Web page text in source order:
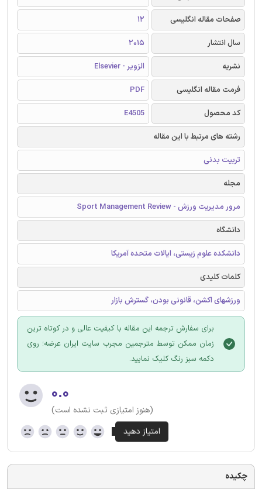
صفحات مقاله انگلیسی
12
سال انتشار
2015
نشریه
الزویر - Elsevier
فرمت مقاله انگلیسی
PDF
کد محصول
E4505
رشته های مرتبط با این مقاله
تربیت بدنی
مجله
مرور مدیریت ورزش - Sport Management Review
دانشگاه
دانشکده علوم زیستی، ایالات متحده آمریکا
کلمات کلیدی
ورزشهای اکشن، قانونی بودن، گسترش بازار
برای سفارش ترجمه این مقاله با کیفیت عالی و در کوتاه ترین
زمان ممکن توسط مترجمین مجرب سایت ایران عرضه؛ روی
دکمه سبز رنگ کلیک نمایید.
۰.۰
(هنوز امتیازی ثبت نشده است)
چکیده